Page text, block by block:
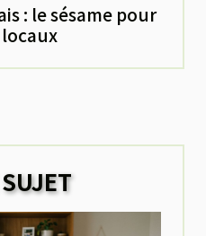
: le sésame pour